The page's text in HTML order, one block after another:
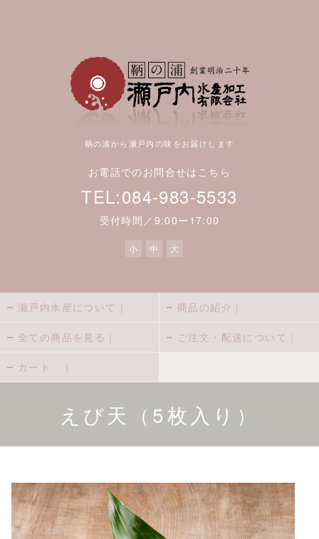
鞆の浦から瀬戸内の味をお届けします
お電話でのお問合せはこちら
TEL:084-983-5533
受付時間／9:00ー17:00
小 中 大
瀬戸内水産について｜ 商品の紹介｜
全ての商品を見る｜ ご注文・配送について｜
カート ｜
えび天（5枚入り）